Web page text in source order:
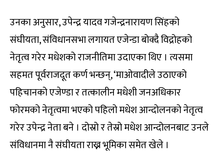
उनका अनुसार, उपेन्द्र यादव गजेन्द्रनारायण सिंहको
संघीयता, संविधानसभा लगायत एजेन्डा बोक्दै विद्रोहको
नेतृत्व गरेर मधेशको राजनीतिमा उदाएका थिए । त्यसमा
सहमत पूर्वराजदूत कर्ण भन्छन्, ‘माओवादीले उठाएको
पहिचानको एजेण्डा र तत्कालीन मधेशी जनअधिकार
फोरमको नेतृत्वमा भएको पहिलो मधेश आन्दोलनको नेतृत्व
गरेर उपेन्द्र नेता बने । दोस्रो र तेस्रो मधेश आन्दोलनबाट उनले
संविधानमा नै संघीयता राख्न भूमिका समेत खेले ।